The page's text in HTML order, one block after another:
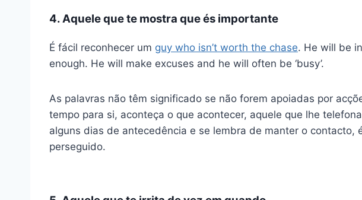
4. Aquele que te mostra que és importante
É fácil reconhecer um guy who isn’t worth the chase. He will be
enough. He will make excuses and he will often be ‘busy’.
As palavras não têm significado se não forem apoiadas por
tempo para si, aconteça o que acontecer, aquele que lhe
alguns dias de antecedência e se lembra de manter o contacto,
perseguido.